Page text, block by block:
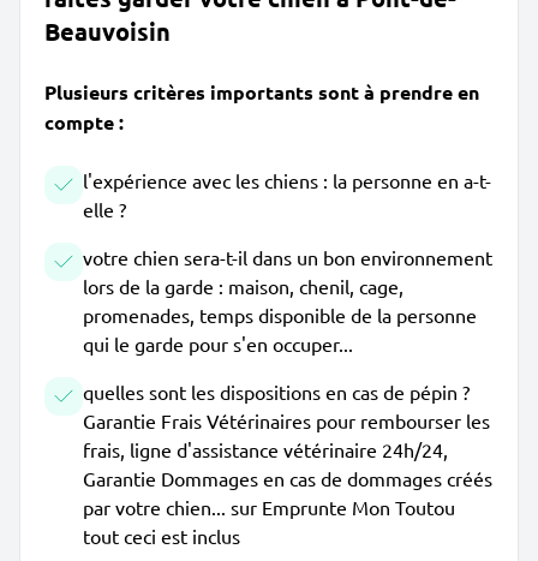
Beauvoisin
Plusieurs critères importants sont à prendre en
compte :
l'expérience avec les chiens : la personne en a-t-
elle ?
votre chien sera-t-il dans un bon environnement
lors de la garde : maison, chenil, cage,
promenades, temps disponible de la personne
qui le garde pour s'en occuper...
quelles sont les dispositions en cas de pépin ?
Garantie Frais Vétérinaires pour rembourser les
frais, ligne d'assistance vétérinaire 24h/24,
Garantie Dommages en cas de dommages créés
par votre chien... sur Emprunte Mon Toutou
tout ceci est inclus